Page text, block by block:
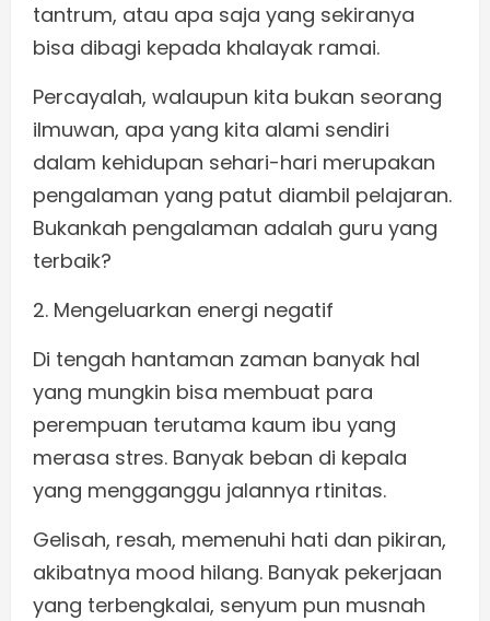
tantrum, atau apa saja yang sekiranya
bisa dibagi kepada khalayak ramai.
Percayalah, walaupun kita bukan seorang
ilmuwan, apa yang kita alami sendiri
dalam kehidupan sehari-hari merupakan
pengalaman yang patut diambil pelajaran.
Bukankah pengalaman adalah guru yang
terbaik?
2. Mengeluarkan energi negatif
Di tengah hantaman zaman banyak hal
yang mungkin bisa membuat para
perempuan terutama kaum ibu yang
merasa stres. Banyak beban di kepala
yang mengganggu jalannya rtinitas.
Gelisah, resah, memenuhi hati dan pikiran,
akibatnya mood hilang. Banyak pekerjaan
yang terbengkalai, senyum pun musnah